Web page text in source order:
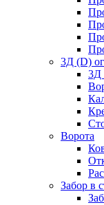
3Д (D)
3Д
Ворота
Забор в